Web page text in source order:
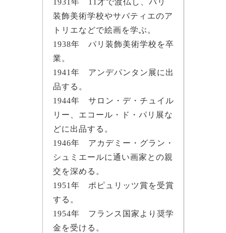
1931年 11才で渡仏し、パリ
装飾美術学校やサバティエのア
トリエなどで絵画を学ぶ。
1938年 パリ装飾美術学校を卒
業。
1941年 アンデパンタン展に出
品する。
1944年 サロン・デ・チュイル
リー、エコール・ド・パリ展な
どに出品する。
1946年 アカデミー・グラン・
シュミエールに通い画家との親
交を深める。
1951年 ポピュリッツ賞を受賞
する。
1954年 フランス国家より奨学
金を受ける。